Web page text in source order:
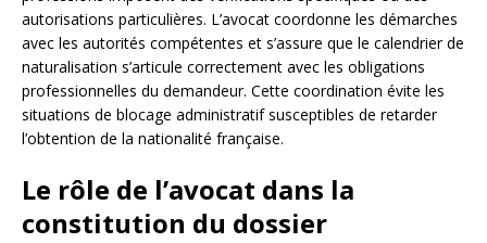
autorisations particulières. L’avocat coordonne les démarches
avec les autorités compétentes et s’assure que le calendrier de
naturalisation s’articule correctement avec les obligations
professionnelles du demandeur. Cette coordination évite les
situations de blocage administratif susceptibles de retarder
l’obtention de la nationalité française.
Le rôle de l’avocat dans la
constitution du dossier